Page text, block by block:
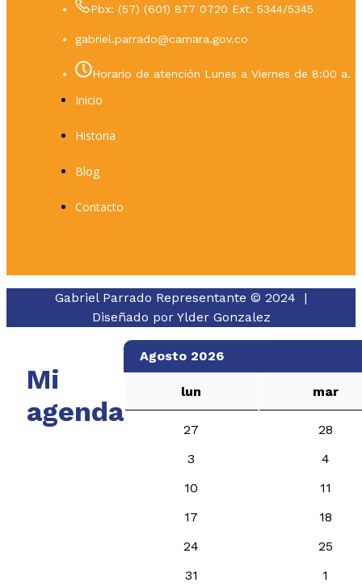
Pbx: (57) (601) 877 0720 Ext. 5344/5345
gabriel.parrado@camara.gov.co
Horario de atención Lunes a Viernes de 8:00 a.
Inicio
Historia
Blog
Contacto
Gabriel Parrado Representante © 2024 |
Diseñado por Ylder Gonzalez
Mi
agenda
Agosto 2026
lun mar
27
28
3
4
10
11
17
18
24
25
31
1